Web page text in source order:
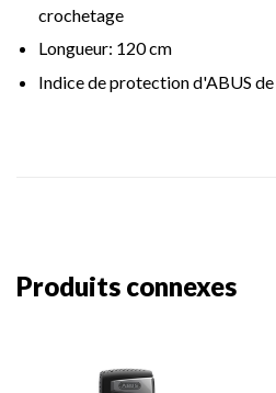
crochetage
Longueur: 120 cm
Indice de protection d'ABUS
Produits connexes